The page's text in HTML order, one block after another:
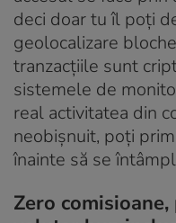
deci doar tu îl poți
geolocalizare
tranzacțiile sunt
sistemele de
real activitatea din
neobișnuit, poți
înainte să se
Zero